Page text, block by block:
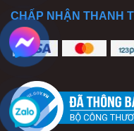
CHẤP NHẬN THANH